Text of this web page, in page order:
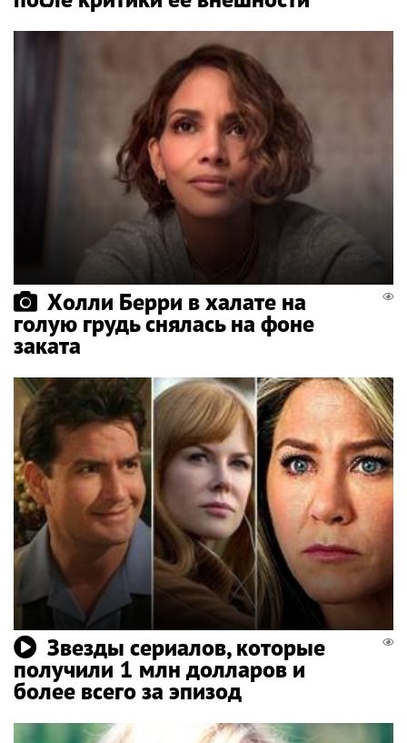
Холли Берри в халате на
голую грудь снялась на фоне
заката
Звезды сериалов, которые
получили 1 млн долларов и
более всего за эпизод